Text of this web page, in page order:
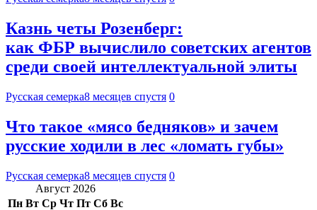
Казнь четы Розенберг:
как ФБР вычислило советских агентов
среди своей интеллектуальной элиты
Русская семерка8 месяцев спустя 0
Что такое «мясо бедняков» и зачем
русские ходили в лес «ломать губы»
Русская семерка8 месяцев спустя 0
Август 2026
Пн Вт Ср Чт Пт Сб Вс